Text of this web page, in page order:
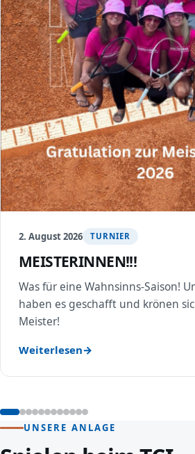
2. August 2026 TURNIER
MEISTERINNEN!!!
Was für eine Wahnsinns-Saison!
haben es geschafft und krönen
Meister!
Weiterlesen
UNSERE ANLAGE